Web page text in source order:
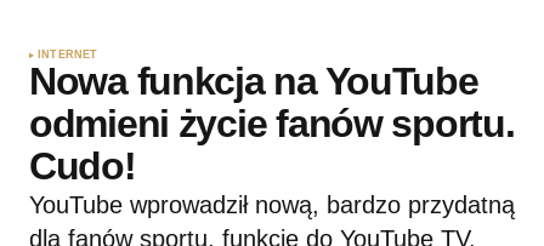
INTERNET
Nowa funkcja na YouTube
odmieni życie fanów sportu.
Cudo!
YouTube wprowadził nową, bardzo przydatną
dla fanów sportu, funkcję do YouTube TV.